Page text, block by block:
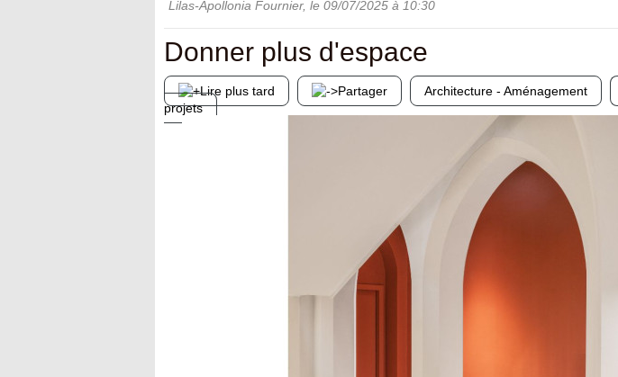
Lilas-Apollonia Fournier, le 09/07/2025 à 10:30
Donner plus d'espace
Lire plus tard Partager Architecture - Aménagement
projets